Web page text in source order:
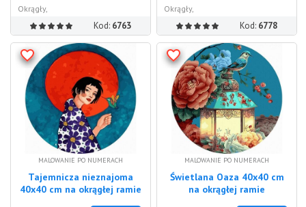
Okrągły,
Kod: 6763
Okrągły,
Kod: 6778
MALOWANIE PO NUMERACH
Tajemnicza nieznajoma
40x40 cm na okrągłej ramie
MALOWANIE PO NUMERACH
Świetlana Oaza 40x40 cm
na okrągłej ramie